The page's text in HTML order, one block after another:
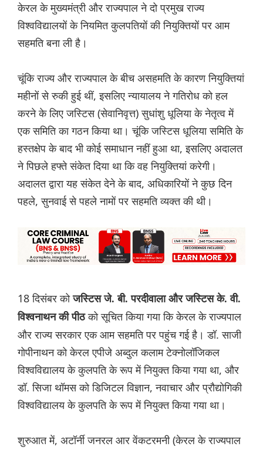
केरल के मुख्यमंत्री और राज्यपाल ने दो प्रमुख राज्य
विश्वविद्यालयों के नियमित कुलपतियों की नियुक्तियों पर आम
सहमति बना ली है।
चूंकि राज्य और राज्यपाल के बीच असहमति के कारण नियुक्तियां
महीनों से रुकी हुई थीं, इसलिए न्यायालय ने गतिरोध को हल
करने के लिए जस्टिस (सेवानिवृत्त) सुधांशु धूलिया के नेतृत्व में
एक समिति का गठन किया था। चूंकि जस्टिस धूलिया समिति के
हस्तक्षेप के बाद भी कोई समाधान नहीं हुआ था, इसलिए अदालत
ने पिछले हफ्ते संकेत दिया था कि वह नियुक्तियां करेगी।
अदालत द्वारा यह संकेत देने के बाद, अधिकारियों ने कुछ दिन
पहले, सुनवाई से पहले नामों पर सहमति व्यक्त की थी।
18 दिसंबर कोजस्टिस जे. बी. परदीवाला और जस्टिस के. वी.
विश्वनाथन की पीठको सूचित किया गया कि केरल के राज्यपाल
और राज्य सरकार एक आम सहमति पर पहुंच गई है। डॉ. साजी
गोपीनाथन को केरल एपीजे अब्दुल कलाम टेक्नोलॉजिकल
विश्वविद्यालय के कुलपति के रूप में नियुक्त किया गया था, और
डॉ. सिजा थॉमस को डिजिटल विज्ञान, नवाचार और प्रौद्योगिकी
विश्वविद्यालय के कुलपति के रूप में नियुक्त किया गया था।
शुरुआत में, अटॉर्नी जनरल आर वेंकटरमनी (केरल के राज्यपाल